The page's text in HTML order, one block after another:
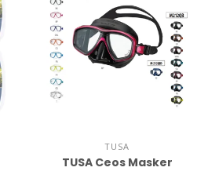
TUSA
TUSA Ceos Masker